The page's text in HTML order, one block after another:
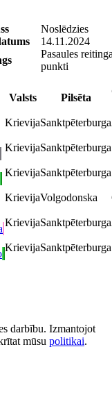
Noslēdzies
14.11.2024
Pasaules
punkti
Valsts Pilsēta
KrievijaSanktpēterburga
KrievijaSanktpēterburga
KrievijaSanktpēterburga
KrievijaVolgodonska
KrievijaSanktpēterburga
KrievijaSanktpēterburga
darbību. Izmantojot
mūsu politikai.